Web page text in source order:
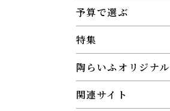
予算で選ぶ
特集
陶らいふオリジナル
関連サイト